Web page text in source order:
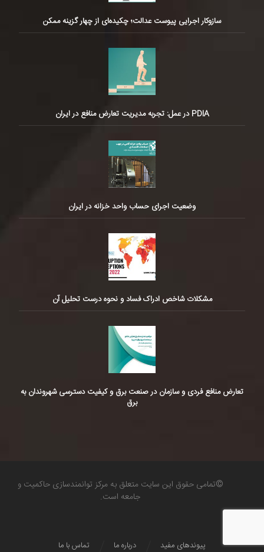
سازوکار اجرایی پیوست عدالت؛ چکیده‌ای از چهار گزینه ممکن
PDIA در عمل: تجربه مدیریت تعارض منافع در ایران
وضعیت اجرای حساب واحد خزانه در ایران
مشکلات شاخص ادراک فساد و نحوه درست تحلیل آن
تعارض منافع فردی و سازمان در صنعت برق و کیفیت دسترسی شهروندان به
برق
©تمامی حقوق این سایت متعلق به مرکز توانمندسازی حاکمیت و
جامعه است.
تماس با ما درباره ما پیوندهای مفید